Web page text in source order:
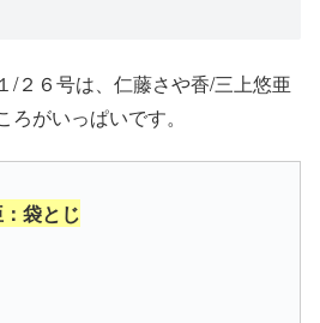
/２６号は、仁藤さや香/三上悠亜
がいっぱいです。
袋とじ